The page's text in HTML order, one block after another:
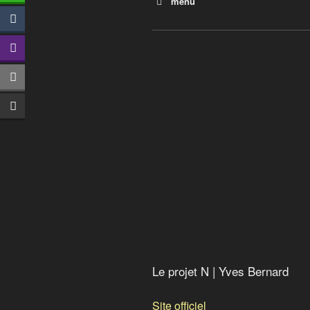
Le projet N | Yves Bernard
Site officiel